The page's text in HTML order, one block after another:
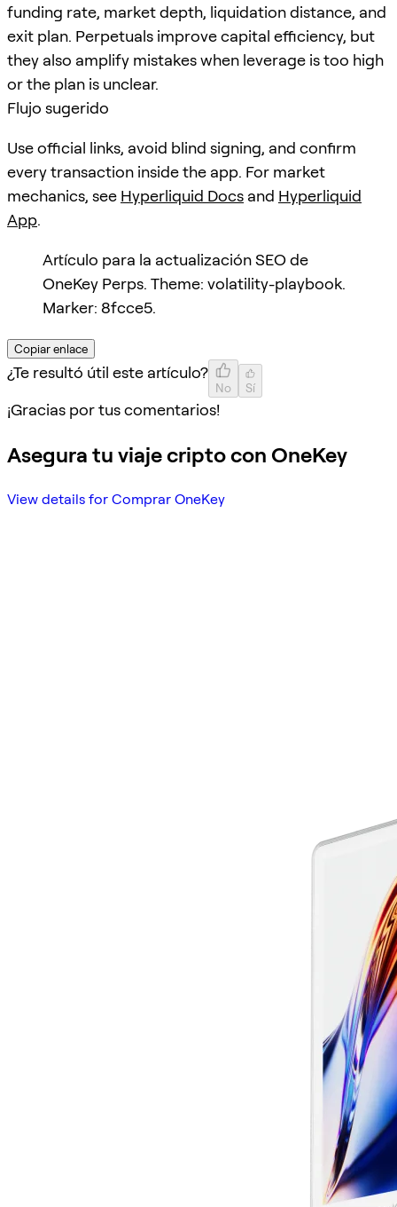
funding rate, market depth, liquidation distance, and
exit plan. Perpetuals improve capital efficiency, but
they also amplify mistakes when leverage is too high
or the plan is unclear.
Flujo sugerido
Use official links, avoid blind signing, and confirm
every transaction inside the app. For market
mechanics, see Hyperliquid Docs and Hyperliquid
App.
Artículo para la actualización SEO de
OneKey Perps. Theme: volatility-playbook.
Marker: 8fcce5.
Copiar enlace
¿Te resultó útil este artículo?
No Sí
¡Gracias por tus comentarios!
Asegura tu viaje cripto con OneKey
View details for Comprar OneKey